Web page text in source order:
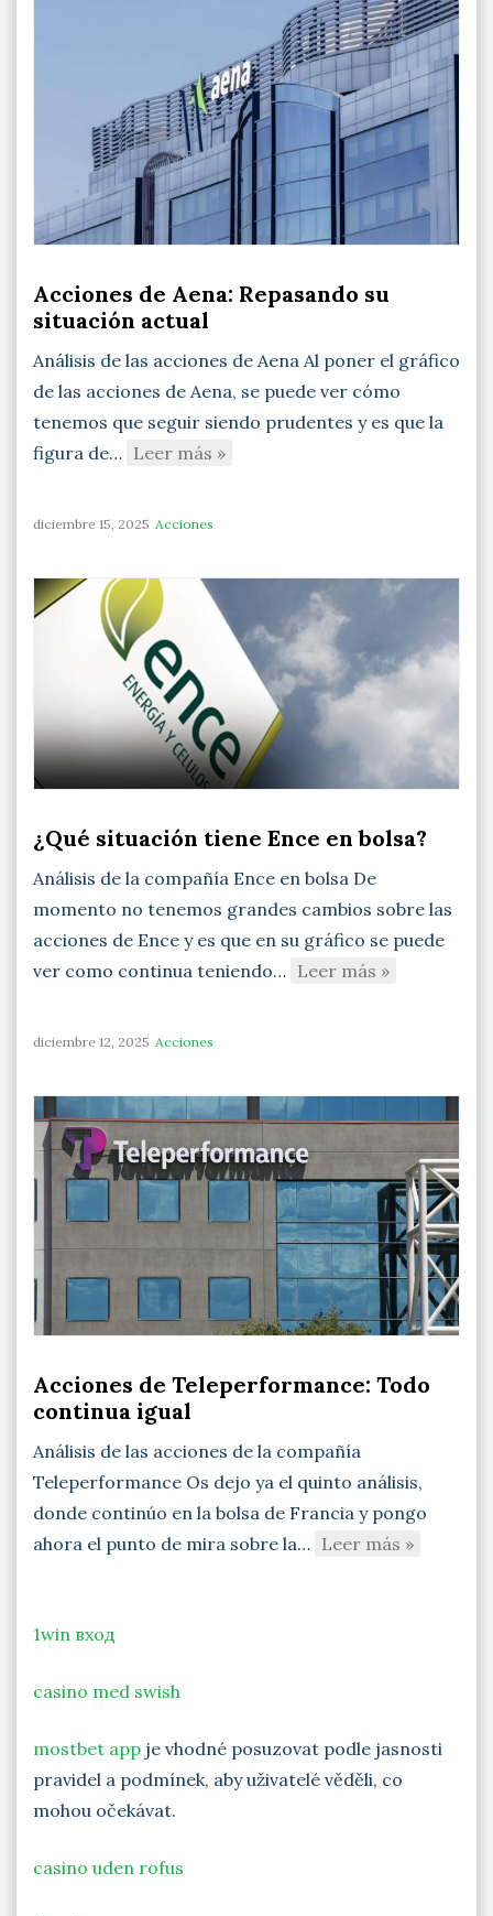
Acciones de Aena: Repasando su
situación actual
Análisis de las acciones de Aena Al poner el gráfico
de las acciones de Aena, se puede ver cómo
tenemos que seguir siendo prudentes y es que la
figura de… Leer más »
diciembre 15, 2025 Acciones
¿Qué situación tiene Ence en bolsa?
Análisis de la compañía Ence en bolsa De
momento no tenemos grandes cambios sobre las
acciones de Ence y es que en su gráfico se puede
ver como continua teniendo… Leer más »
diciembre 12, 2025 Acciones
Acciones de Teleperformance: Todo
continua igual
Análisis de las acciones de la compañía
Teleperformance Os dejo ya el quinto análisis,
donde continúo en la bolsa de Francia y pongo
ahora el punto de mira sobre la… Leer más »
1win вход
casino med swish
mostbet app je vhodné posuzovat podle jasnosti
pravidel a podmínek, aby uživatelé věděli, co
mohou očekávat.
casino uden rofus